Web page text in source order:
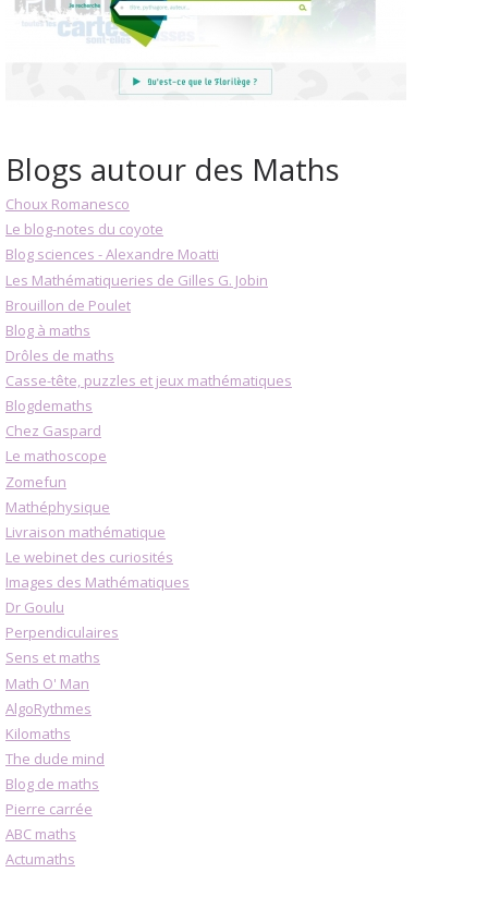
Blogs autour des Maths
Choux Romanesco
Le blog-notes du coyote
Blog sciences - Alexandre Moatti
Les Mathématiqueries de Gilles G. Jobin
Brouillon de Poulet
Blog à maths
Drôles de maths
Casse-tête, puzzles et jeux mathématiques
Blogdemaths
Chez Gaspard
Le mathoscope
Zomefun
Mathéphysique
Livraison mathématique
Le webinet des curiosités
Images des Mathématiques
Dr Goulu
Perpendiculaires
Sens et maths
Math O' Man
AlgoRythmes
Kilomaths
The dude mind
Blog de maths
Pierre carrée
ABC maths
Actumaths